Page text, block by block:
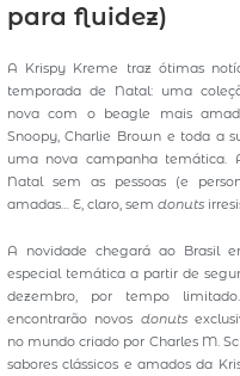
para fluidez)
A Krispy Kreme traz ótimas
temporada de Natal: uma
nova com o beagle mais
Snoopy, Charlie Brown e toda a
uma nova campanha temática.
Natal sem as pessoas (e
amadas… E, claro, sem donuts
A novidade chegará ao Brasil
especial temática a partir de
dezembro, por tempo
encontrarão novos donuts
no mundo criado por Charles M.
sabores clássicos e amados da